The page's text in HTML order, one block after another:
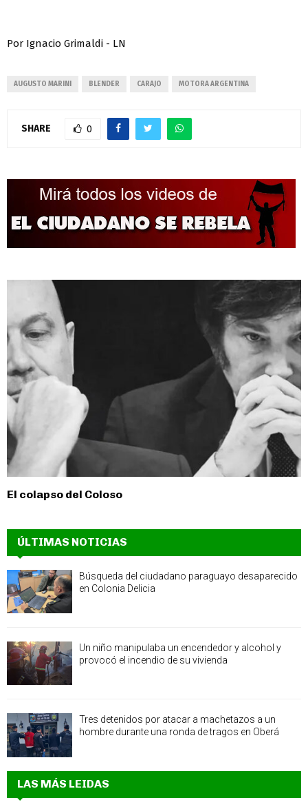
Por Ignacio Grimaldi - LN
AUGUSTO MARINI BLENDER CARAJO MOTORA ARGENTINA
SHARE 0
El colapso del Coloso
ÚLTIMAS NOTICIAS
Búsqueda del ciudadano paraguayo desaparecido
en Colonia Delicia
Un niño manipulaba un encendedor y alcohol y
provocó el incendio de su vivienda
Tres detenidos por atacar a machetazos a un
hombre durante una ronda de tragos en Oberá
LAS MÁS LEIDAS